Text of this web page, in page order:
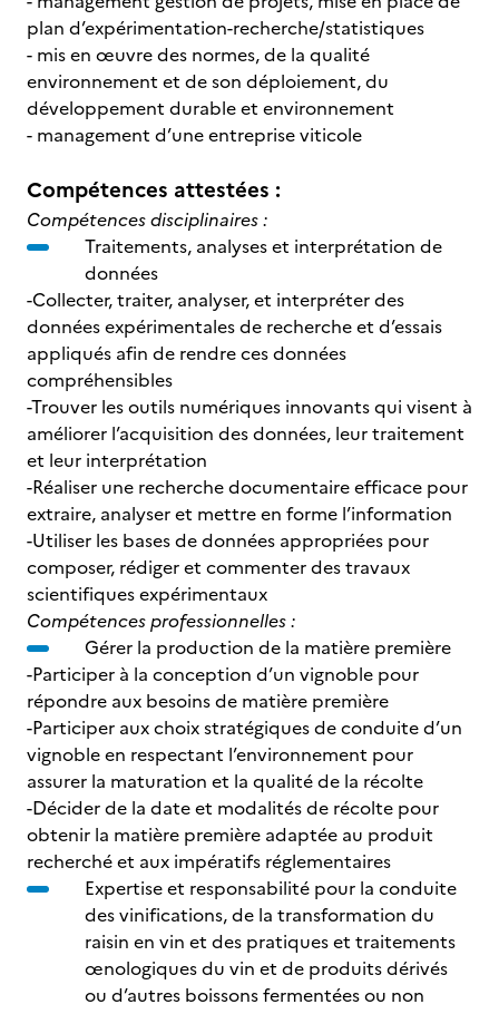
plan d’expérimentation-recherche/statistiques
- mis en œuvre des normes, de la qualité
environnement et de son déploiement, du
développement durable et environnement
- management d’une entreprise viticole
Compétences attestées :
Compétences disciplinaires :
Traitements, analyses et interprétation de
données
-Collecter, traiter, analyser, et interpréter des
données expérimentales de recherche et d’essais
appliqués afin de rendre ces données
compréhensibles
-Trouver les outils numériques innovants qui visent à
améliorer l’acquisition des données, leur traitement
et leur interprétation
-Réaliser une recherche documentaire efficace pour
extraire, analyser et mettre en forme l’information
-Utiliser les bases de données appropriées pour
composer, rédiger et commenter des travaux
scientifiques expérimentaux
Compétences professionnelles :
Gérer la production de la matière première
-Participer à la conception d’un vignoble pour
répondre aux besoins de matière première
-Participer aux choix stratégiques de conduite d’un
vignoble en respectant l’environnement pour
assurer la maturation et la qualité de la récolte
-Décider de la date et modalités de récolte pour
obtenir la matière première adaptée au produit
recherché et aux impératifs réglementaires
Expertise et responsabilité pour la conduite
des vinifications, de la transformation du
raisin en vin et des pratiques et traitements
œnologiques du vin et de produits dérivés
ou d’autres boissons fermentées ou non